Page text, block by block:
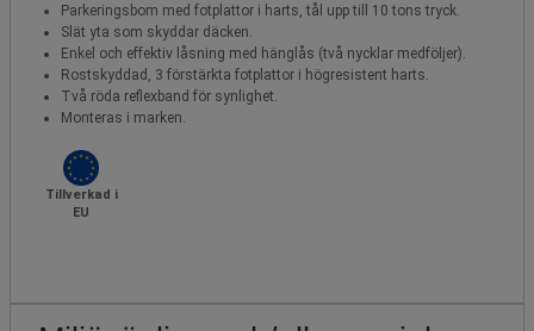
Parkeringsbom med fotplattor i harts, tål upp till 10 tons tryck.
Slät yta som skyddar däcken.
Enkel och effektiv låsning med hänglås (två nycklar medföljer).
Rostskyddad, 3 förstärkta fotplattor i högresistent harts.
Två röda reflexband för synlighet.
Monteras i marken.
Tillverkad i
EU